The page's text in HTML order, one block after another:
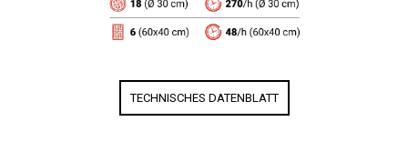
TECHNISCHES DATENBLATT